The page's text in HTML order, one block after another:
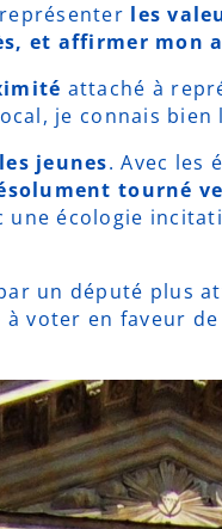
les
et affirmer mon
attaché à
je connais
jeunes. Avec les
tourné
écologie
un député plus
voter en faveur